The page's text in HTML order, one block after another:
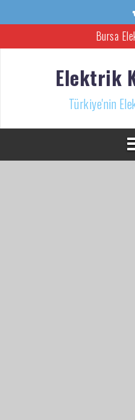
Bursa
Türkiye’nin Elektrik
İzmir
Elektrik
Türkiye'nin